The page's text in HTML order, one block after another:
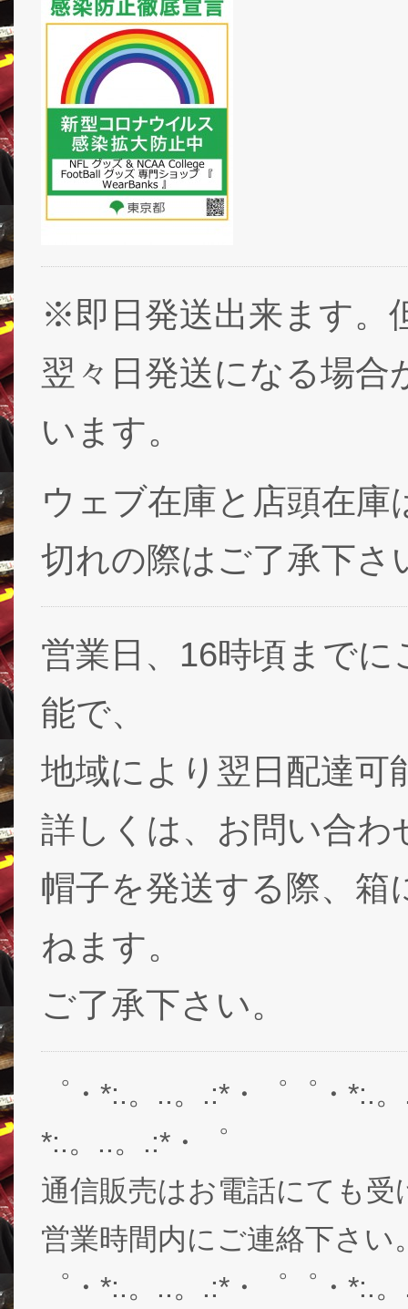
※即日発送出来ます。
翌々日発送になる場
います。
ウェブ在庫と店頭在
切れの際はご了承下さ
営業日、16時頃まで
能で、
地域により翌日配達可
詳しくは、お問い合わ
帽子を発送する際、箱
ねます。
ご了承下さい。
゜・*:.。..。.:*・゜゜・*:.
*:.。..。.:*・゜
通信販売はお電話にても
営業時間内にご連絡下さい
゜・*:.。..。.:*・゜゜・*:.